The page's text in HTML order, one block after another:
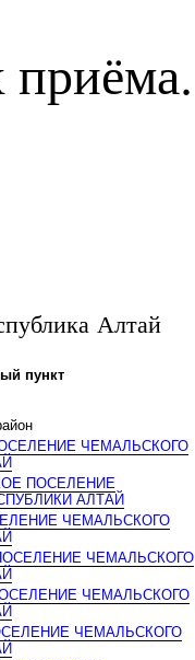
Алтай
пункт
ЧЕМАЛЬСКОГО
ПОСЕЛЕНИЕ
АЛТАЙ
ЧЕМАЛЬСКОГО
ЧЕМАЛЬСКОГО
ЧЕМАЛЬСКОГО
ЧЕМАЛЬСКОГО